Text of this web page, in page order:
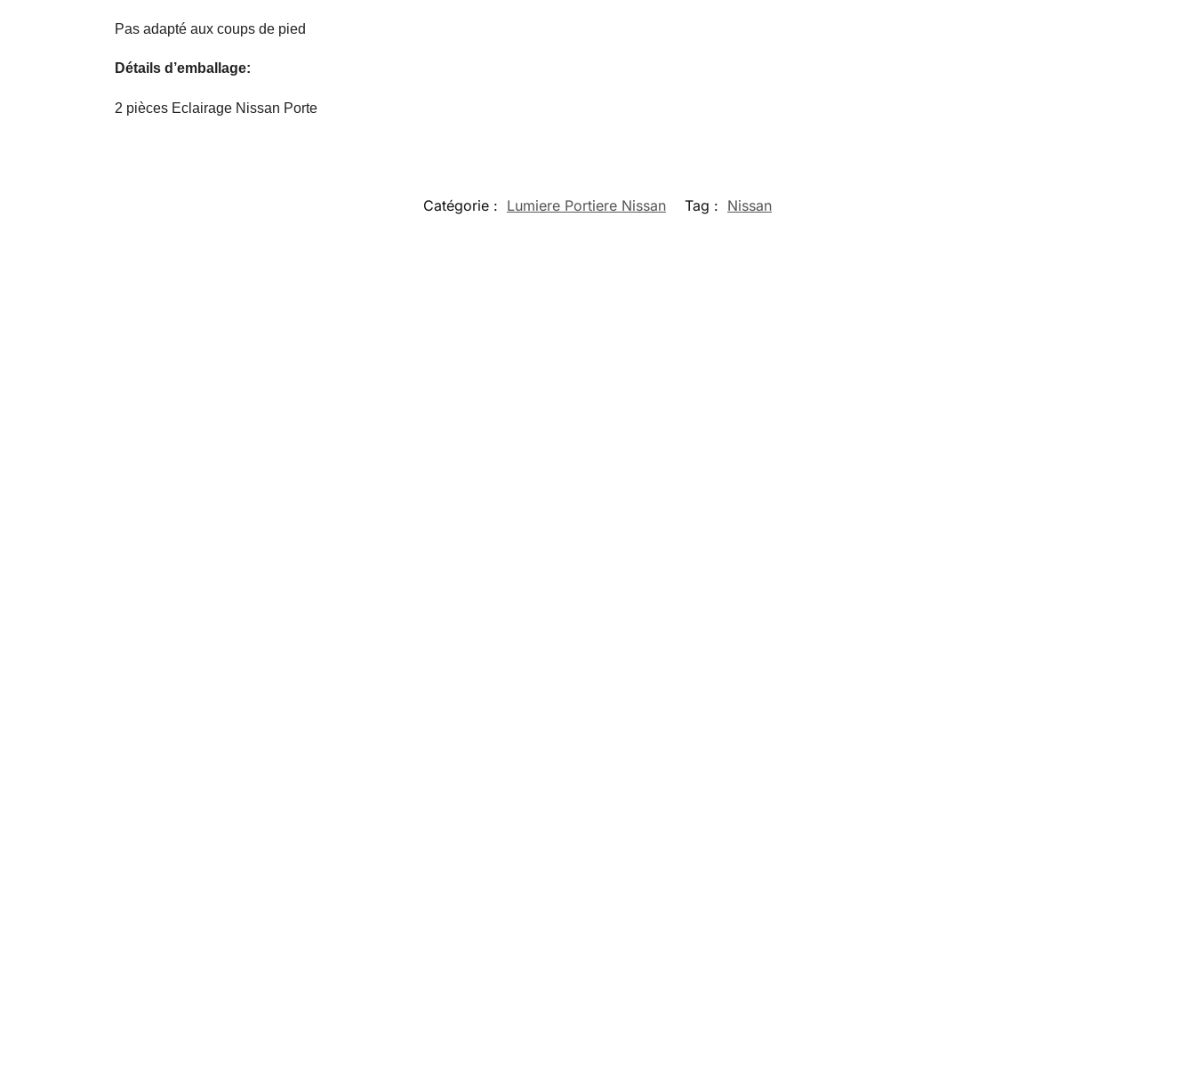
Pas adapté aux coups de pied
Détails d’emballage:
2 pièces Eclairage Nissan Porte
Catégorie : Lumiere Portiere Nissan Tag : Nissan